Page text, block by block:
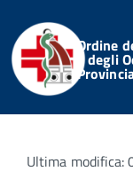
Ordine
e degli
Home Servizi
Ultima modifica: